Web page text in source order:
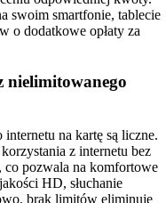
swoim smartfonie, tablecie
o dodatkowe opłaty za
nielimitowanego
na kartę są liczne.
z internetu bez
co pozwala na komfortowe
HD, słuchanie
brak limitów eliminuje